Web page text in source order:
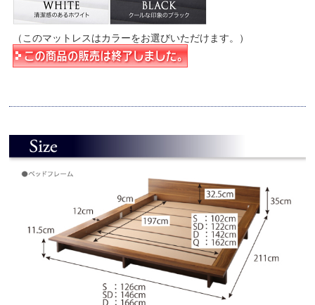
（このマットレスはカラーをお選びいただけます。）